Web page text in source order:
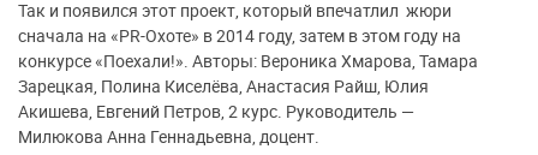
Так и появился этот проект, который впечатлил жюри
сначала на «PR-Охоте» в 2014 году, затем в этом году на
конкурсе «Поехали!». Авторы: Вероника Хмарова, Тамара
Зарецкая, Полина Киселёва, Анастасия Райш, Юлия
Акишева, Евгений Петров, 2 курс. Руководитель —
Милюкова Анна Геннадьевна, доцент.